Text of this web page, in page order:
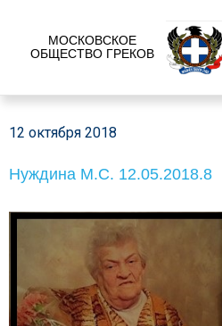
МОСКОВСКОЕ
ОБЩЕСТВО ГРЕКОВ
12 октября 2018
Нуждина М.С. 12.05.2018.8